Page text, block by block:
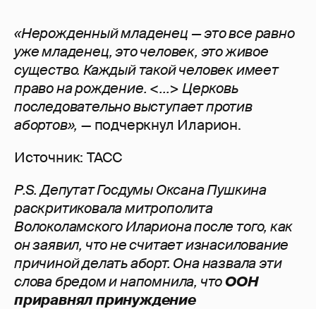
«Нерожденный младенец — это все равно
уже младенец, это человек, это живое
существо. Каждый такой человек имеет
право на рождение. <...> Церковь
последовательно выступает против
абортов», — подчеркнул Иларион.
Источник: ТАСС
P.S. Депутат Госдумы Оксана Пушкина
раскритиковала митрополита
Волоколамского Илариона после того, как
он заявил, что не считает изнасилование
причиной делать аборт. Она назвала эти
слова бредом и напомнила, чтоООН
приравнял принуждение